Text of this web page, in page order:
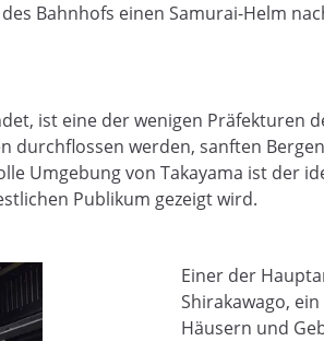
Bahnhofs einen Samurai-Helm
ist eine der wenigen Präfekturen
durchflossen werden, sanften
Umgebung von Takayama ist der
Publikum gezeigt wird.
Einer der
Shirakawago,
Häusern und